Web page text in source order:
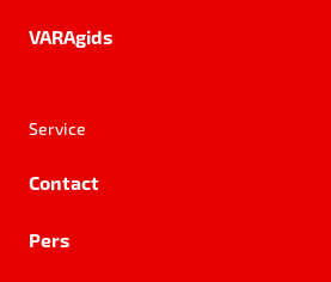
VARAgids
Service
Contact
Pers